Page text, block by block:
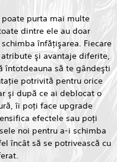
poate purta mai multe
dintre ele au doar
înfăţişarea. Fiecare
şi avantaje diferite,
întotdeauna să te gândeşti
potrivită pentru orice
şi după ce ai deblocat o
îi poţi face upgrade
efectele sau poţi
noi pentru a-i schimba
încât să se potrivească cu